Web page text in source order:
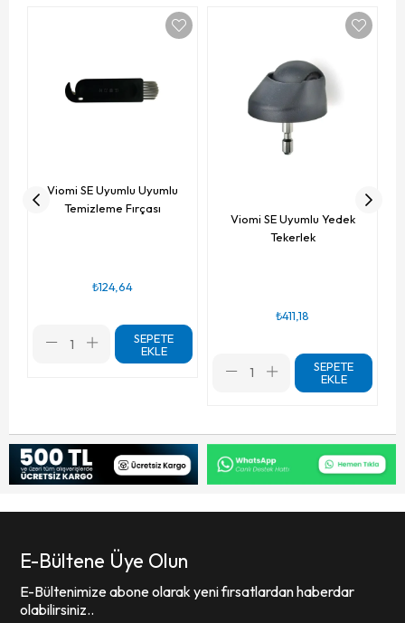
Viomi SE Uyumlu Uyumlu
Temizleme Fırçası
₺124,64
SEPETE
EKLE
Viomi SE Uyumlu Yedek
Tekerlek
₺411,18
SEPETE
EKLE
E-Bültene Üye Olun
E-Bültenimize abone olarak yeni fırsatlardan haberdar
olabilirsiniz..